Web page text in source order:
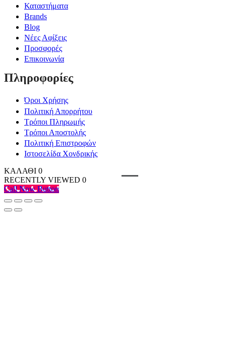
Καταστήματα
Brands
Blog
Νέες Αφίξεις
Προσφορές
Επικοινωνία
Πληροφορίες
Όροι Χρήσης
Πολιτική Απορρήτου
Τρόποι Πληρωμής
Τρόποι Αποστολής
Πολιτική Επιστροφών
Ιστοσελίδα Χονδρικής
ΚΑΛΑΘΙ 0
RECENTLY VIEWED 0
Call Now Button